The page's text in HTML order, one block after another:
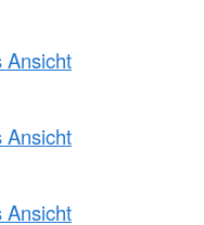
Ansicht
Ansicht
Ansicht